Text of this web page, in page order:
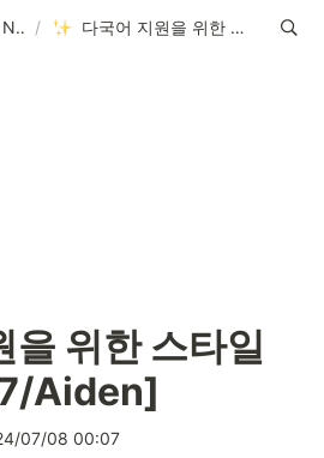
Notice / 다국어 지원을 위한 스타일 수정[24.07/Aiden]
을 위한 스타일
Aiden]
07/08 00:07